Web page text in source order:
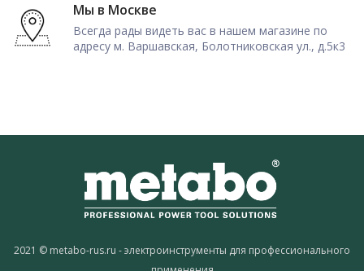
Мы в Москве
Всегда рады видеть вас в нашем магазине по
адресу м. Варшавская, Болотниковская ул., д.5к3
2021 © metabo-rus.ru - электроинструменты для профессионального